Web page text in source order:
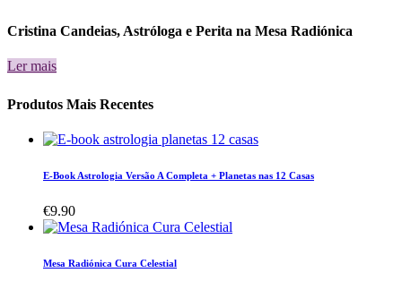
Cristina Candeias, Astróloga e Perita na Mesa Radiónica
Ler mais
Produtos Mais Recentes
E-Book Astrologia Versão A Completa + Planetas nas 12 Casas
€9.90
Mesa Radiónica Cura Celestial